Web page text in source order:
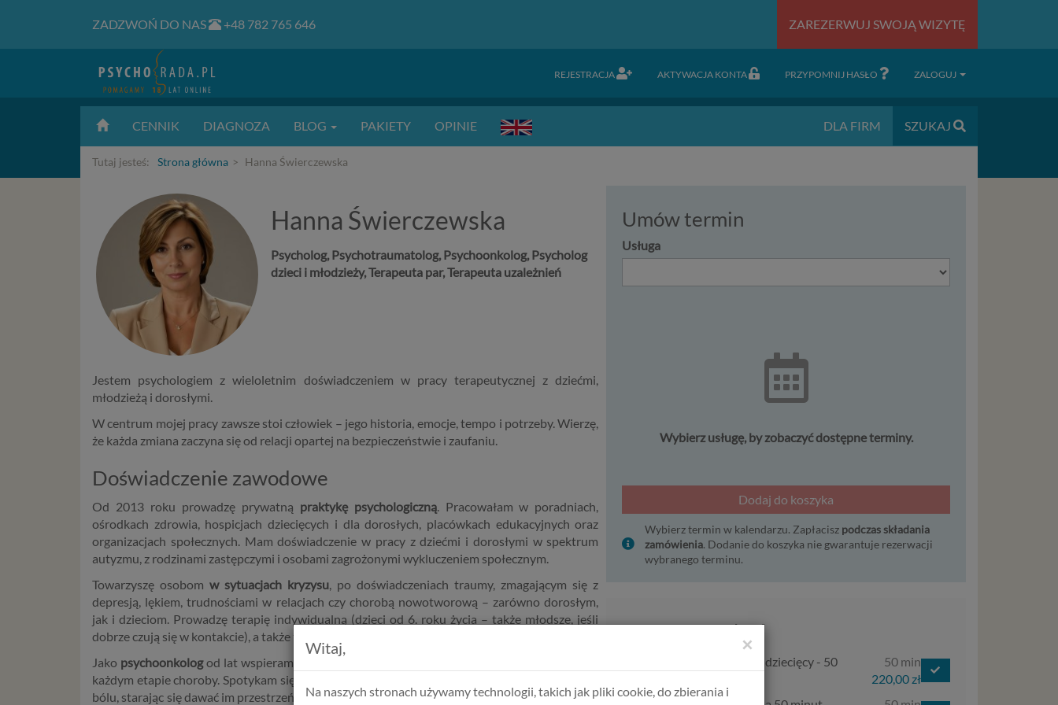
ZADZWOŃ DO NAS +48 782 765 646 ZAREZERWUJ SWOJĄ WIZYTĘ
REJESTRACJA AKTYWACJA KONTA PRZYPOMNIJ HASŁO ZALOGUJ
CENNIK DIAGNOZA BLOG PAKIETY OPINIE DLA FIRM SZUKAJ
Tutaj jesteś: Strona główna Hanna Świerczewska
Hanna Świerczewska
Psycholog, Psychotraumatolog, Psychoonkolog, Psycholog
dzieci i młodzieży, Terapeuta par, Terapeuta uzależnień
Umów termin
Usługa
Wybierz usługę, by zobaczyć dostępne terminy.
Dodaj do koszyka
Wybierz termin w kalendarzu. Zapłacisz podczas składania
zamówienia. Dodanie do koszyka nie gwarantuje rezerwacji
wybranego terminu.
Dostępne usługi
e-Konsultacja - Psycholog dziecięcy - 50
50 min
220,00 zł
Jestem psychologiem z wieloletnim doświadczeniem w pracy terapeutycznej z dziećmi,
młodzieżą i dorosłymi.
W centrum mojej pracy zawsze stoi człowiek – jego historia, emocje, tempo i potrzeby. Wierzę,
że każda zmiana zaczyna się od relacji opartej na bezpieczeństwie i zaufaniu.
Doświadczenie zawodowe
Od 2013 roku prowadzę prywatną praktykę psychologiczną. Pracowałam w poradniach,
ośrodkach zdrowia, hospicjach dziecięcych i dla dorosłych, placówkach edukacyjnych oraz
organizacjach społecznych. Mam doświadczenie w pracy z dziećmi i dorosłymi w spektrum
autyzmu, z rodzinami zastępczymi i osobami zagrożonymi wykluczeniem społecznym.
Towarzyszę osobomw sytuacjach kryzysu , po doświadczeniach traumy, zmagającym się z
depresją, lękiem, trudnościami w relacjach czy chorobą nowotworową – zarówno dorosłym,
jak i dzieciom. Prowadzę terapię indywidualną (dzieci od 6. roku życia – także młodsze, jeśli
dobrze czują się w kontakcie), a także terapię rodzin i par.
Jako psychoonkologod lat wspieram osoby, które zmagają się z diagnozą nowotworową – na
każdym etapie choroby. Spotykam się z nimi w trudnych chwilach, pełnych niepewności, lęku i
bólu, starając się dawać im przestrzeń do przeżywania emocji, budowania siły i szukania sensu.
×
Witaj,
Na naszych stronach używamy technologii, takich jak pliki cookie, do zbierania i